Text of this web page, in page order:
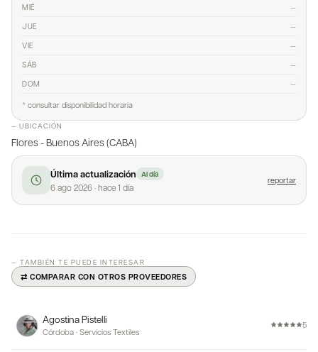
MIÉ —
JUE —
VIE —
SÁB —
DOM —
* consultar disponibilidad horaria
— UBICACIÓN
Flores - Buenos Aires (CABA)
Última actualización Al día
6 ago 2026·hace 1 día
reportar
— TAMBIÉN TE PUEDE INTERESAR
⇄ COMPARAR CON OTROS PROVEEDORES
Agostina Pistelli
Córdoba · Servicios Textiles
5